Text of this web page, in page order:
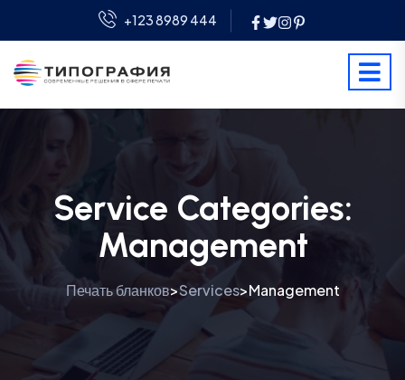
+123 8989 444
Service Categories:
Management
Печать бланков>Services>Management